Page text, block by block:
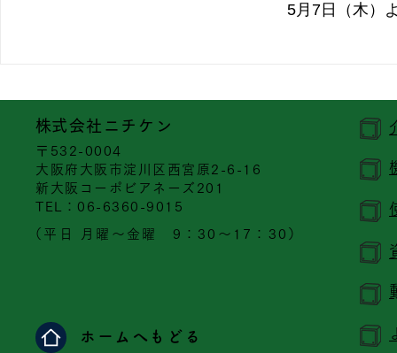
5月7日（木）
​株式会社ニチケン
〒532-0004
大阪府大阪市淀川区西宮原2-6-16
新大阪コーポビアネーズ201
​TEL：06-6360-9015
（平日 月曜～金曜 9：30～17：30）
ホームへもどる